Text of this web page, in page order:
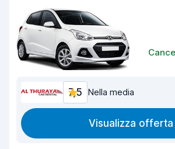
7,5 Nella media
Visualizza offerta